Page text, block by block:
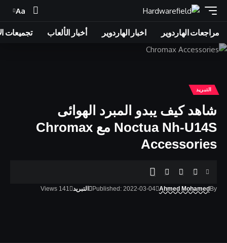
Font
Resizer
Aa
مراجعات الهاردوير اخبار الهاردوير أخبار الألعاب تجميعات
التبريد
شاهد كيف يبدو المبرد الهوائى
Noctua Nh-U14S مع Chromax
Accessories
By
Ahmed Mohamed
Published: 2022-03-04 التبريد 141 Views